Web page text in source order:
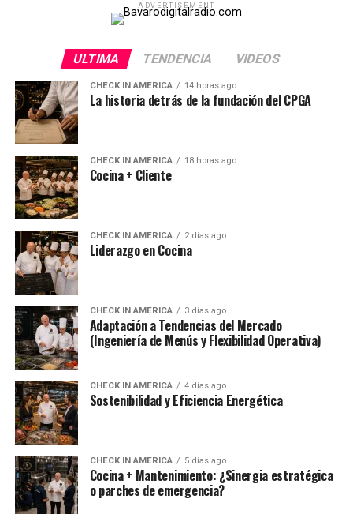
ADVERTISEMENT
ULTIMA TENDENCIA VIDEOS
CHECK IN AMERICA 14 horas ago
La historia detrás de la fundación del CPGA
CHECK IN AMERICA 18 horas ago
Cocina + Cliente
CHECK IN AMERICA 2 días ago
Liderazgo en Cocina
CHECK IN AMERICA 3 días ago
Adaptación a Tendencias del Mercado
(Ingeniería de Menús y Flexibilidad Operativa)
CHECK IN AMERICA 4 días ago
Sostenibilidad y Eficiencia Energética
CHECK IN AMERICA 5 días ago
Cocina + Mantenimiento: ¿Sinergia estratégica
o parches de emergencia?